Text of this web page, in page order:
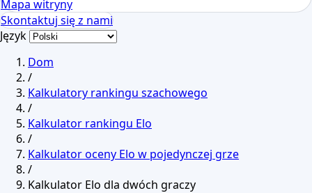
Mapa witryny
Skontaktuj się z nami
Język
Dom
/
Kalkulatory rankingu szachowego
/
Kalkulator rankingu Elo
/
Kalkulator oceny Elo w pojedynczej grze
/
Kalkulator Elo dla dwóch graczy